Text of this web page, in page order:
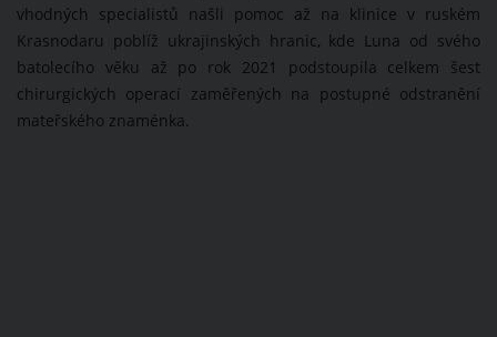
vhodných specialistů našli pomoc až na klinice v ruském
Krasnodaru poblíž ukrajinských hranic, kde Luna od svého
batolecího věku až po rok 2021 podstoupila celkem šest
chirurgických operací zaměřených na postupné odstranění
mateřského znaménka.